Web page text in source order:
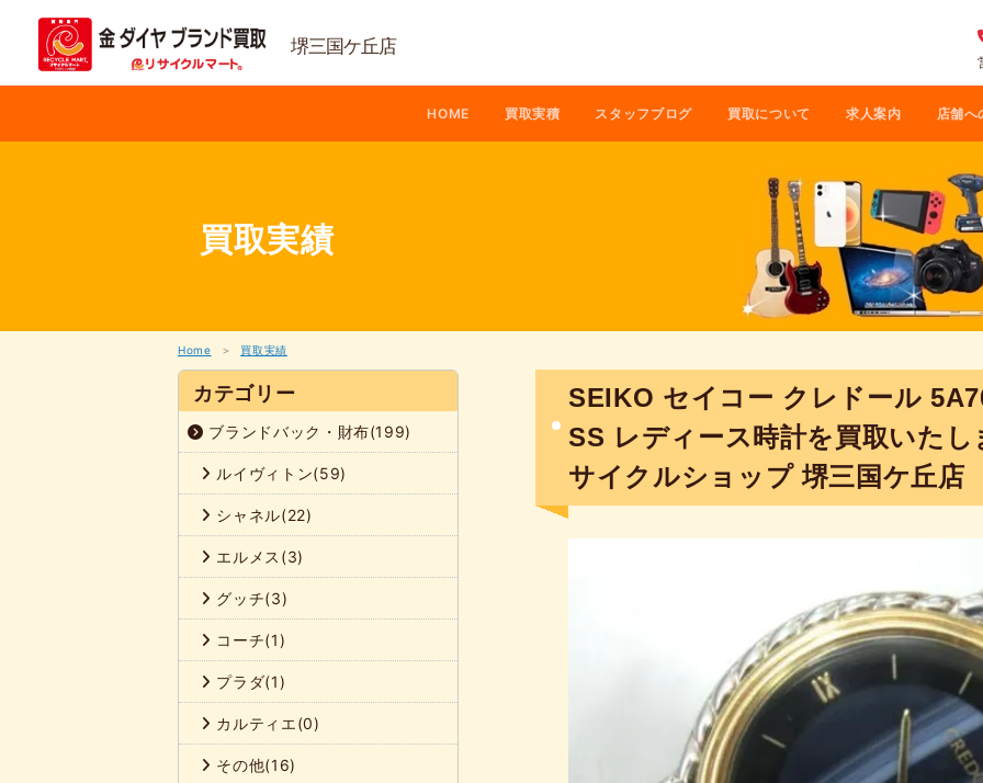
堺三国ケ丘店
HOME 買取実積 スタッフブログ 買取について 求人案内 店舗へ
買取実績
Home 買取実績
SEIKO セイコー クレドール
SS レディース時計を買取いたし
サイクルショップ 堺三国ケ丘店
カテゴリー
ブランドバック・財布(199)
ルイヴィトン(59)
シャネル(22)
エルメス(3)
グッチ(3)
コーチ(1)
プラダ(1)
カルティエ(0)
その他(16)